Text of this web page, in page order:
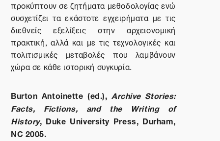
προκύπτουν σε ζητήματα μεθοδολογίας ενώ
συσχετίζει τα εκάστοτε εγχειρήματα με τις
διεθνείς εξελίξεις στην αρχειονομική
πρακτική, αλλά και με τις τεχνολογικές και
πολιτισμικές μεταβολές που λαμβάνουν
χώρα σε κάθε ιστορική συγκυρία.
Burton Antoinette (ed.), Archive Stories:
Facts, Fictions, and the Writing of
History, Duke University Press, Durham,
NC 2005.